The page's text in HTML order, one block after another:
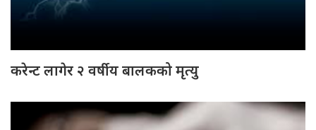
करेन्ट लागेर २ वर्षीय बालकको मृत्यु